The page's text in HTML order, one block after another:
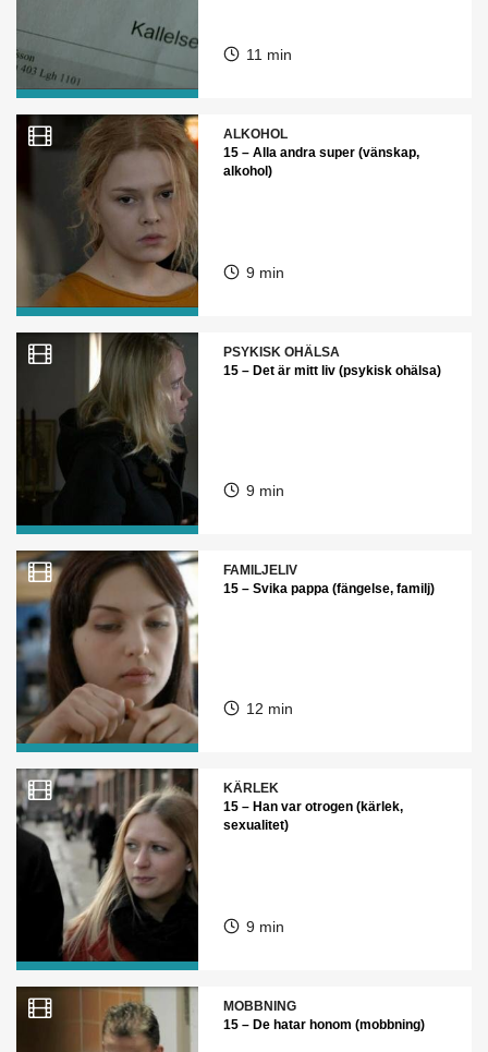
11 min
ALKOHOL
15 – Alla andra super (vänskap,
alkohol)
9 min
PSYKISK OHÄLSA
15 – Det är mitt liv (psykisk ohälsa)
9 min
FAMILJELIV
15 – Svika pappa (fängelse, familj)
12 min
KÄRLEK
15 – Han var otrogen (kärlek,
sexualitet)
9 min
MOBBNING
15 – De hatar honom (mobbning)